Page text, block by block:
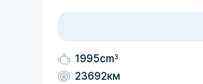
1995cm3
23692км